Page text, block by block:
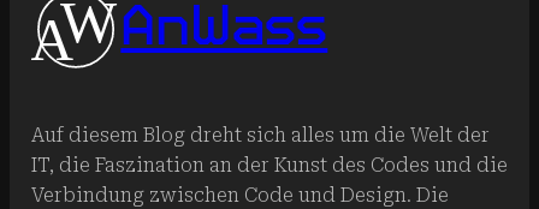
AnWass
Auf diesem Blog dreht sich alles um die Welt der
IT, die Faszination an der Kunst des Codes und die
Verbindung zwischen Code und Design. Die